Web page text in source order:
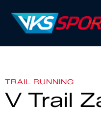
TRAIL RUNNING
V Trail